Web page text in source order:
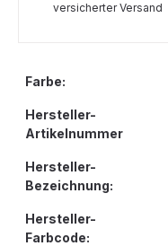
versicherter Versand
Farbe:
Hersteller-
Artikelnummer
Hersteller-
Bezeichnung:
Hersteller-
Farbcode: